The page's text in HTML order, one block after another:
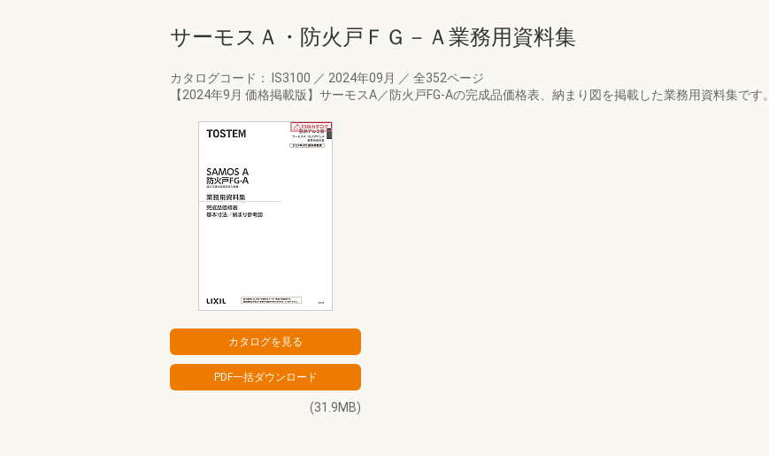
サーモスＡ・防火戸ＦＧ－Ａ業務用資料集
カタログコード： IS3100 ／ 2024年09月 ／ 全352ページ
【2024年9月 価格掲載版】サーモスA／防火戸FG-Aの完成品価格表、納まり図を掲載した業務用資料集です。
(31.9MB)